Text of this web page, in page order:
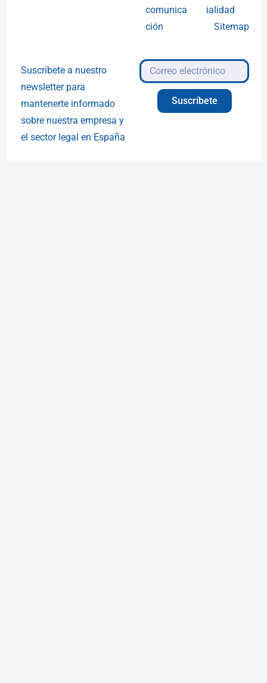
comunica
ción
ialidad
Sitemap
Suscríbete a nuestro
newsletter para
mantenerte informado
sobre nuestra empresa y
el sector legal en España
Suscríbete